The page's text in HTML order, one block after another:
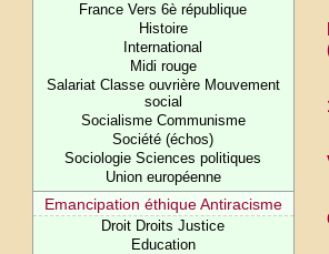
France Vers 6è république
Histoire
International
Midi rouge
Salariat Classe ouvrière Mouvement
social
Socialisme Communisme
Société (échos)
Sociologie Sciences politiques
Union européenne
Emancipation éthique Antiracisme
Droit Droits Justice
Education